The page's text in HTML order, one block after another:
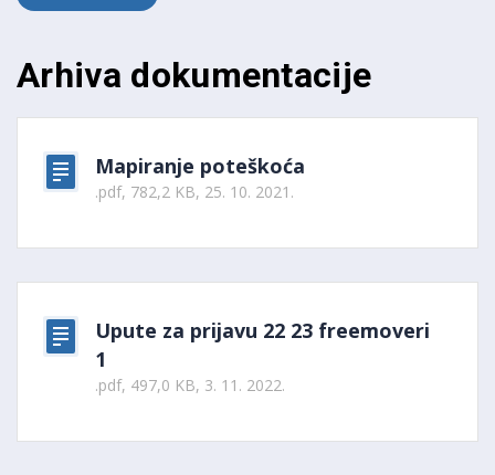
Arhiva dokumentacije
Mapiranje poteškoća
.pdf, 782,2 KB, 25. 10. 2021.
Upute za prijavu 22 23 freemoveri
1
.pdf, 497,0 KB, 3. 11. 2022.